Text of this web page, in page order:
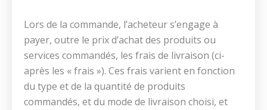
Lors de la commande, l’acheteur s’engage à
payer, outre le prix d’achat des produits ou
services commandés, les frais de livraison (ci-
après les « frais »). Ces frais varient en fonction
du type et de la quantité de produits
commandés, et du mode de livraison choisi, et